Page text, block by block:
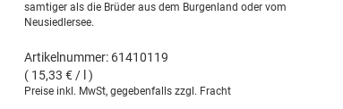
samtiger als die Brüder aus dem Burgenland oder vom
Neusiedlersee.
Artikelnummer: 61410119
( 15,33 € / l )
Preise inkl. MwSt, gegebenfalls zzgl. Fracht